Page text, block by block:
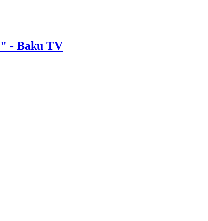
- Baku TV